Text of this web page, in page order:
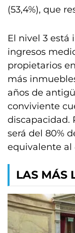
(53,4%), que
El nivel 3 está
ingresos
propietarios
más
años de
conviviente
discapacidad.
será del 80%
equivalente al
LAS MÁS